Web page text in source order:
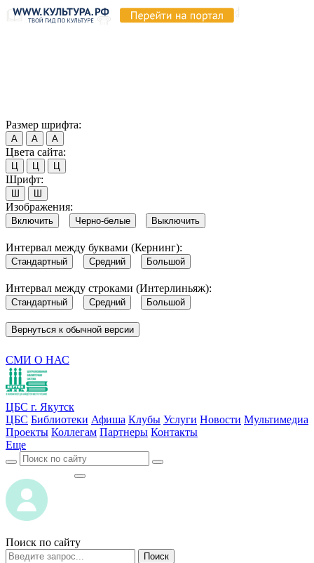
Размер шрифта:
А А А
Цвета сайта:
Ц Ц Ц
Шрифт:
Ш Ш
Изображения:
Включить Черно-белые Выключить
Интервал между буквами (Кернинг):
Стандартный Средний Большой
Интервал между строками (Интерлиньяж):
Стандартный Средний Большой
Вернуться к обычной версии
СМИ О НАС
ЦБС г. Якутск
ЦБС Библиотеки Афиша Клубы Услуги Новости Мультимедиа
Проекты Коллегам Партнеры Контакты
Еще
Поиск по сайту
Поиск